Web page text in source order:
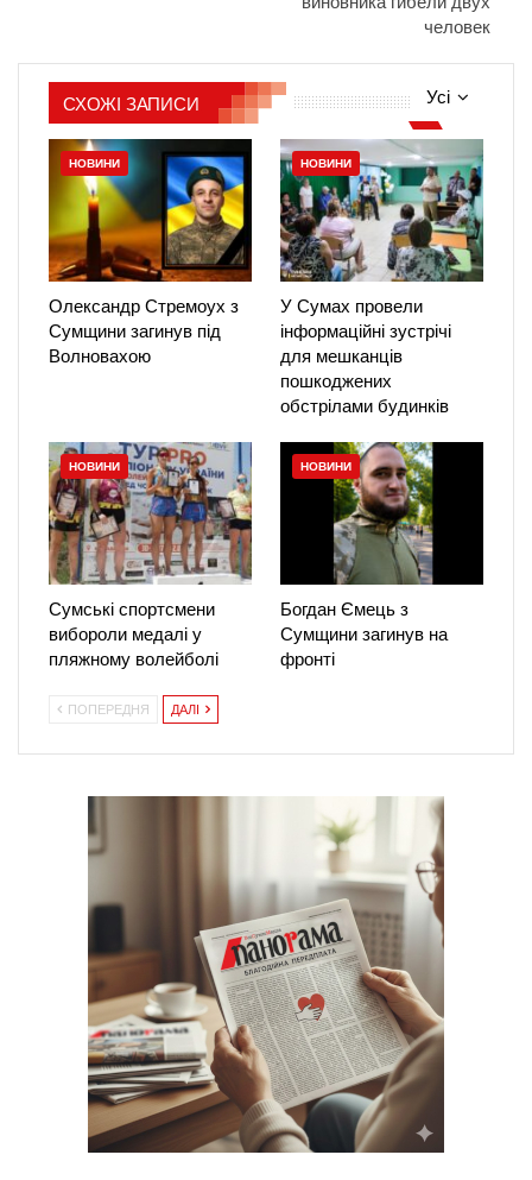
человек
Усі
СХОЖІ ЗАПИСИ
НОВИНИ
Олександр Стремоух з
Сумщини загинув під
Волновахою
НОВИНИ
У Сумах провели
інформаційні зустрічі
для мешканців
пошкоджених
обстрілами будинків
НОВИНИ
Сумські спортсмени
вибороли медалі у
пляжному волейболі
НОВИНИ
Богдан Ємець з
Сумщини загинув на
фронті
ПОПЕРЕДНЯ ДАЛІ